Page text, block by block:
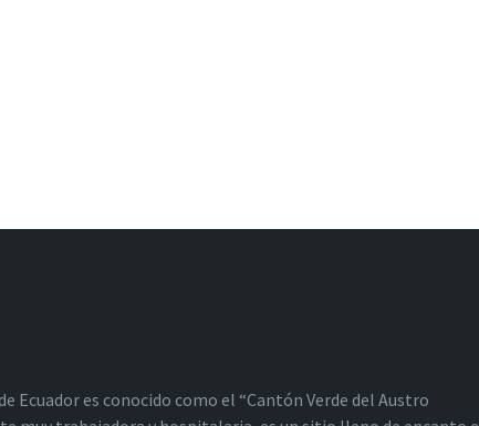
Ecuador es conocido como el “Cantón Verde del Austro